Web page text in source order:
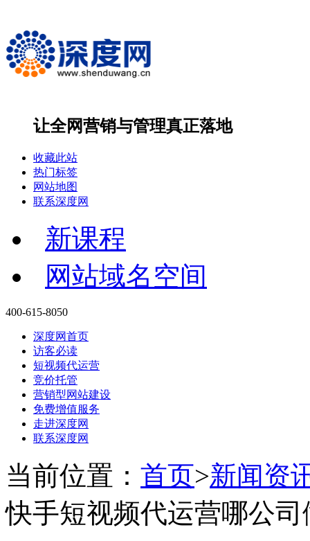
让全网营销与管理真正落地
收藏此站
热门标签
网站地图
联系深度网
新课程
网站域名空间
400-615-8050
深度网首页
访客必读
短视频代运营
竞价托管
营销型网站建设
免费增值服务
走进深度网
联系深度网
当前位置： 首页>新闻资
快手短视频代运营哪公司